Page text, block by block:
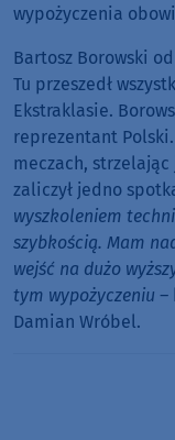
wypożyczenia
Bartosz Borowski
Tu przeszedł
Ekstraklasie.
reprezentant Polski.
meczach,
zaliczył jedno
wyszkoleniem
szybkością. Mam
wejść na dużo
tym wypożyczeniu –
Damian Wróbel.